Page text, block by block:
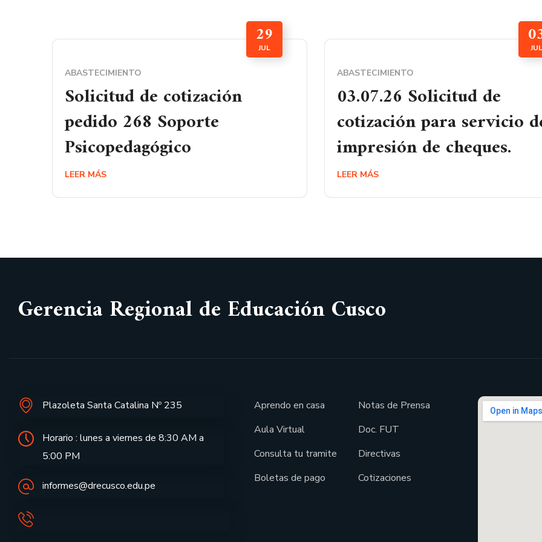
29
JUL
ABASTECIMIENTO
Solicitud de cotización
pedido 268 Soporte
Psicopedagógico
LEER MÁS
JUL
ABASTECIMIENTO
03.07.26 Solicitud de
cotización para servicio
impresión de cheques.
LEER MÁS
Gerencia Regional de Educación Cusco
Plazoleta Santa Catalina Nº 235
Horario : lunes a viernes de 8:30 AM a
5:00 PM
informes@drecusco.edu.pe
Aprendo en casa
Aula Virtual
Consulta tu tramite
Boletas de pago
Notas de Prensa
Doc. FUT
Directivas
Cotizaciones